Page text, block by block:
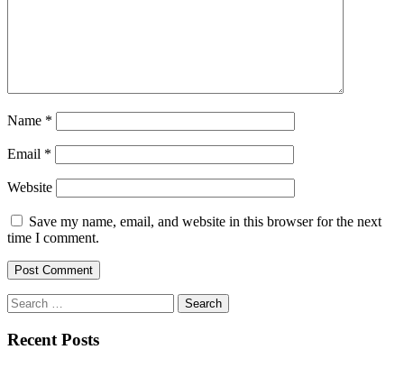
Name *
Email *
Website
Save my name, email, and website in this browser for the next
time I comment.
Search
for:
Recent Posts